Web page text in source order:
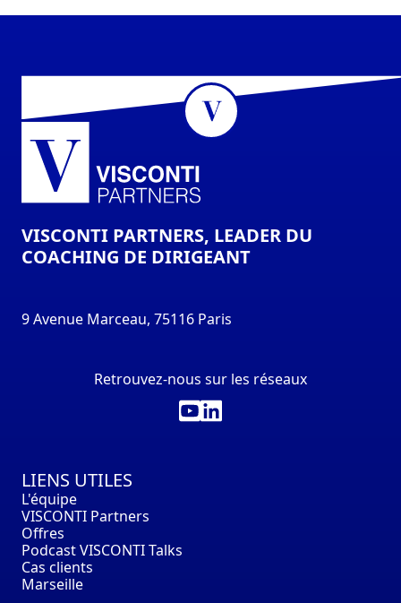
VISCONTI PARTNERS, LEADER DU
COACHING DE DIRIGEANT
9 Avenue Marceau, 75116 Paris
Retrouvez-nous sur les réseaux
LIENS UTILES
L'équipe
VISCONTI Partners
Offres
Podcast VISCONTI Talks
Cas clients
Marseille